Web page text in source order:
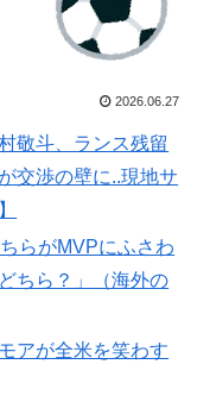
を破りアジア杯優勝
もうどんなに精神勝
る」
訣はスマホ画面だと
が必須条件なの？」
扱い】海外「バムの
んだ、レシートを二
もの…
2026.06.27
敬斗、ランス残留
交渉の壁に..現地サ
らがMVPにふさわ
ちら？」（海外の
アが全米を笑わす